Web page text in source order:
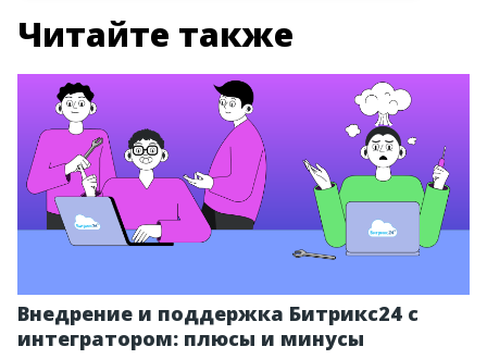
Читайте также
Внедрение и поддержка Битрикс24 с
интегратором: плюсы и минусы